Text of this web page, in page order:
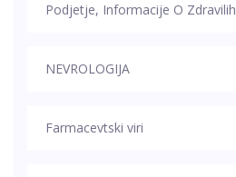
Podjetje, Informacije O Zdravilih
NEVROLOGIJA
Farmacevtski viri